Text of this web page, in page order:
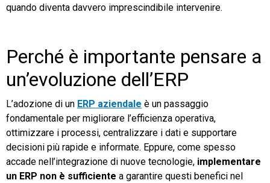
quando diventa davvero imprescindibile intervenire.
Perché è importante pensare a
un’evoluzione dell’ERP
L’adozione di un ERP aziendale è un passaggio
fondamentale per migliorare l’efficienza operativa,
ottimizzare i processi, centralizzare i dati e supportare
decisioni più rapide e informate. Eppure, come spesso
accade nell’integrazione di nuove tecnologie, implementare
un ERP non è sufficiente a garantire questi benefici nel